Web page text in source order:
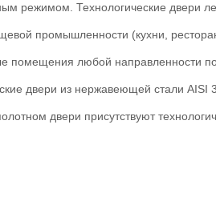
Технологические двери
промышленности (кухни,
помещения любой направленности
двери из нержавеющей стали AISI
двери присутствуют